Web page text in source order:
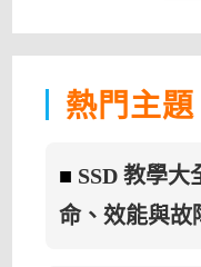
裝
體
載
工
具〉
熱門主題
■ SSD 教學
命、效能與故